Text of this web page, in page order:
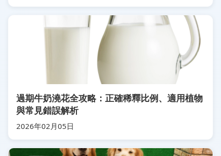
過期牛奶澆花全攻略：正確稀釋比例、適用植物
與常見錯誤解析
2026年02月05日